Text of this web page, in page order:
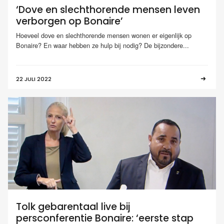
‘Dove en slechthorende mensen leven
verborgen op Bonaire’
Hoeveel dove en slechthorende mensen wonen er eigenlijk op
Bonaire? En waar hebben ze hulp bij nodig? De bijzondere...
22 JULI 2022
Tolk gebarentaal live bij
persconferentie Bonaire: ‘eerste stap